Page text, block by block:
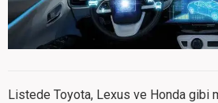
Listede Toyota, Lexus ve Honda gibi